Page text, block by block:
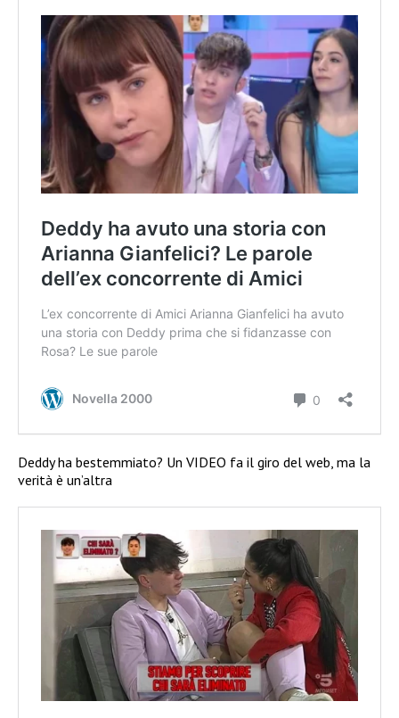
Deddy ha bestemmiato? Un VIDEO fa il giro del web, ma la
verità è un’altra